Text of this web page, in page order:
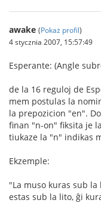
awake (Pokaż profil)
4 stycznia 2007, 15:57:49
Esperante: (Angle
de la 16 reguloj de
mem postulas la
la prepozicion "en".
finan "n-on" fiksita je
tiukaze la "n" indikas
Ekzemple:
"La muso kuras sub
estas sub la lito, ĝi